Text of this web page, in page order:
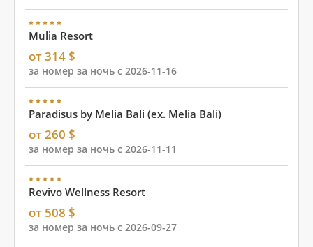
Mulia Resort
от 314 $
за номер за ночь с 2026-11-16
Paradisus by Melia Bali (ex. Melia Bali)
от 260 $
за номер за ночь с 2026-11-11
Revivo Wellness Resort
от 508 $
за номер за ночь с 2026-09-27